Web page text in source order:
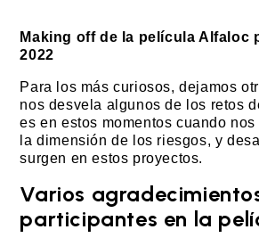
Making off de la película Alfaloc
2022
Para los más curiosos, dejamos
nos desvela algunos de los retos
es en estos momentos cuando
la dimensión de los riesgos, y
surgen en estos proyectos.
Varios
participantes en la